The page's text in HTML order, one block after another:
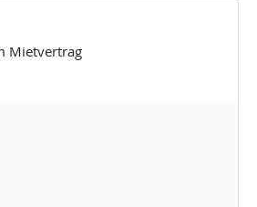
Mietvertrag